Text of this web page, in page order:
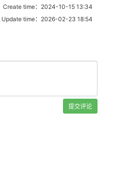
Create time：2024-10-15 13:34
time：2026-02-23 18:54
提交评论